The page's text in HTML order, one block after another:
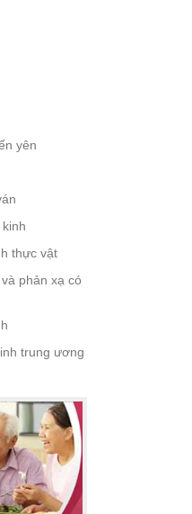
yên
thực vật
phản xạ có
trung ương